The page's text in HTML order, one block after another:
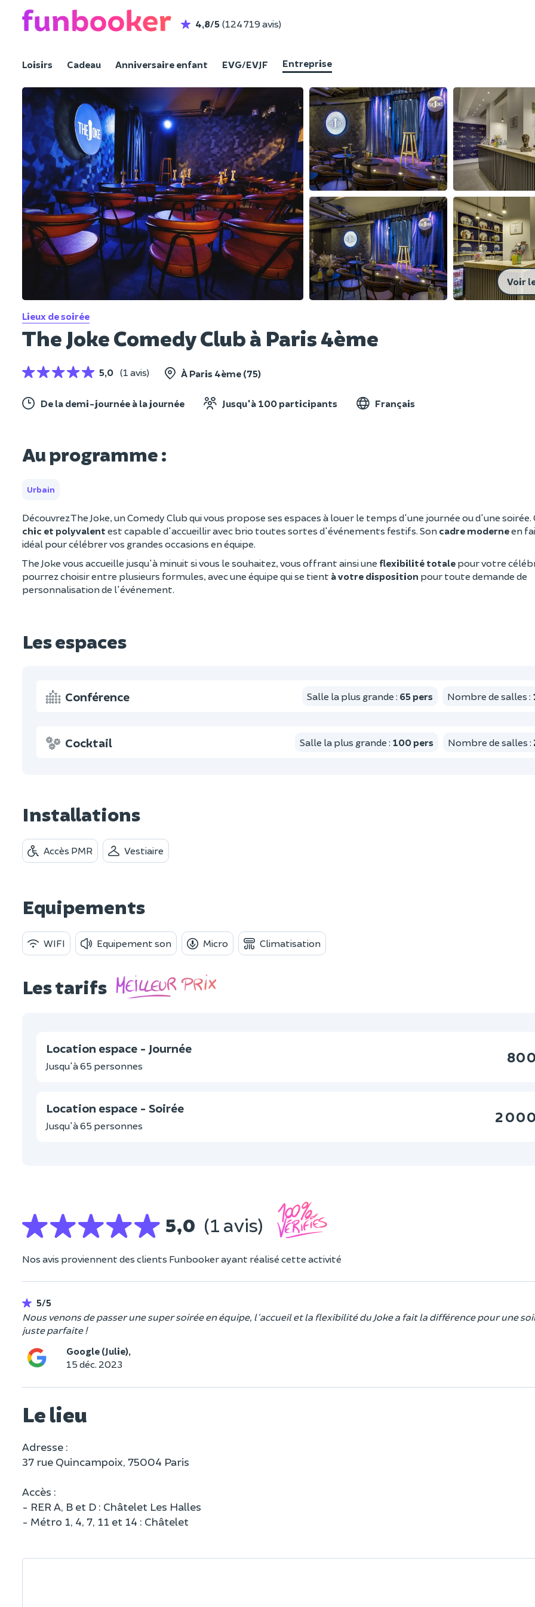
4,8/5 (124 719 avis)
Loisirs Cadeau Anniversaire enfant EVG/EVJF Entreprise
Voir
Lieux de soirée
The Joke Comedy Club à Paris 4ème
5,0 (1 avis) À Paris 4ème (75)
De la demi-journée à la journée Jusqu'à 100 participants Français
Au programme :
Urbain
Découvrez The Joke, un Comedy Club qui vous propose ses espaces à louer le temps d'une journée ou d'une soirée.
chic et polyvalent est capable d'accueillir avec brio toutes sortes d'événements festifs. Son cadre moderneen
idéal pour célébrer vos grandes occasions en équipe.
The Joke vous accueille jusqu'à minuit si vous le souhaitez, vous offrant ainsi une flexibilité totale pour votre
pourrez choisir entre plusieurs formules, avec une équipe qui se tient à votre disposition pour toute demande de
personnalisation de l'événement.
Les espaces
Conférence Salle la plus grande : 65pers Nombre de salles :
Cocktail Salle la plus grande : 100pers Nombre de salles :
Installations
Accès PMR Vestiaire
Equipements
WIFI Equipement son Micro Climatisation
Les tarifs
Location espace - Journée
Jusqu'à 65 personnes
Location espace - Soirée
Jusqu'à 65 personnes
2
5,0 (1 avis)
Nos avis proviennent des clients Funbooker ayant réalisé cette activité
5/5
Nous venons de passer une super soirée en équipe, l'accueil et la flexibilité du Joke a fait la différence pour une
juste parfaite !
Google (Julie),
15 déc. 2023
Le lieu
Adresse :
37 rue Quincampoix, 75004 Paris
Accès :
- RER A, B et D : Châtelet Les Halles
- Métro 1, 4, 7, 11 et 14 : Châtelet